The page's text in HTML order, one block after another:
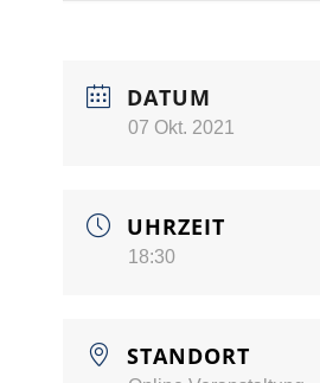
DATUM
07 Okt. 2021
UHRZEIT
18:30
STANDORT